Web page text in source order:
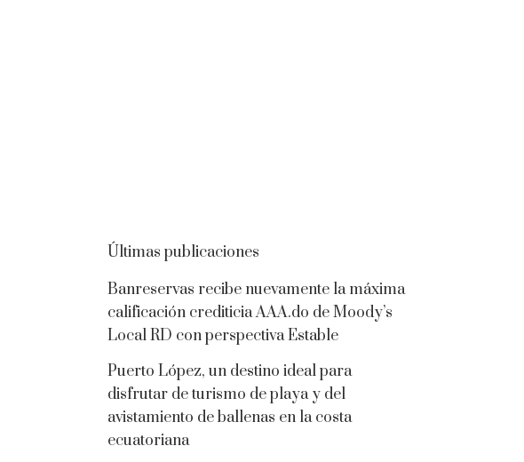
Últimas publicaciones
Banreservas recibe nuevamente la máxima
calificación crediticia AAA.do de Moody’s
Local RD con perspectiva Estable
Puerto López, un destino ideal para
disfrutar de turismo de playa y del
avistamiento de ballenas en la costa
ecuatoriana